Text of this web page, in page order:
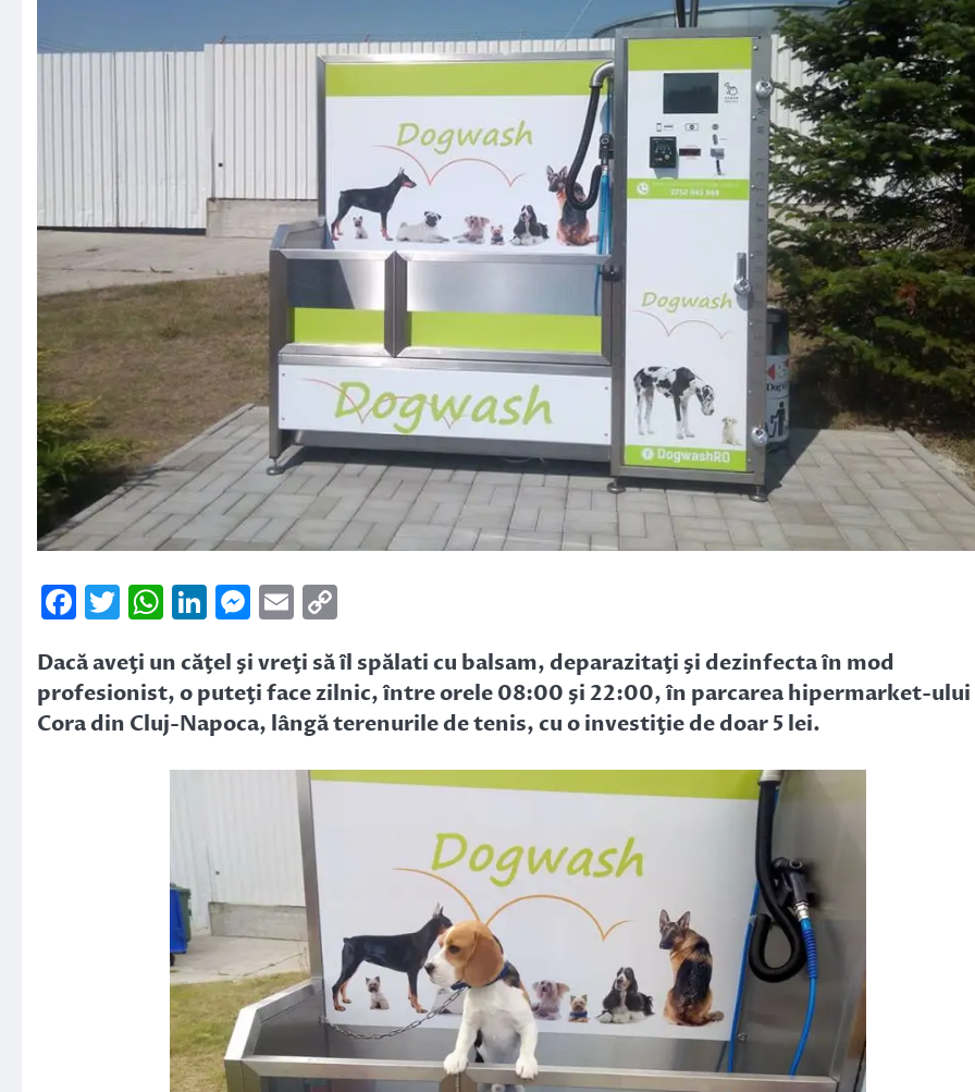
Facebook
Twitter
WhatsApp
LinkedIn
Messenger
Email
Dacă aveţi un căţel şi vreţi să îl spălati cu balsam, deparazitaţi şi dezinfecta în mod
profesionist, o puteţi face zilnic, între orele 08:00 şi 22:00, în parcarea hipermarket-ului
Cora din Cluj-Napoca, lângă terenurile de tenis, cu o investiţie de doar 5 lei.